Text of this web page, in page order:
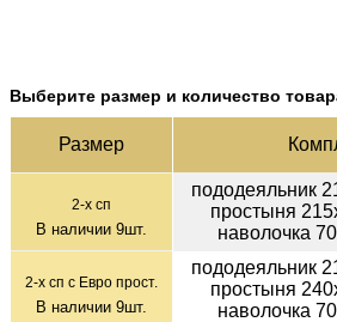
Выберите размер и количество
Раз­мер
2-х сп
В наличии 9шт.
пододеяльник
простыня
наволочка
2-х сп с Евро прост.
В наличии 9шт.
пододеяльник
простыня
наволочка